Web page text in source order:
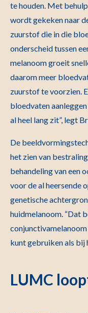
te houden. Met
wordt gekeken naar
zuurstof die in die
onderscheid tussen
melanoom groeit
daarom meer
zuurstof te voorzien.
bloedvaten
al heel lang zit”, legt
De
het zien van
behandeling van een
voor de al heersende
genetische
huidmelanoom. “Dat
kunt gebruiken als bij
LUMC